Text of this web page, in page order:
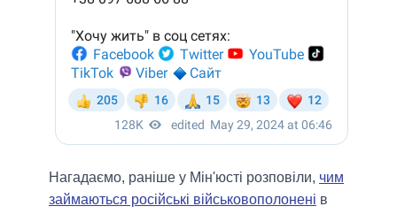
Нагадаємо, раніше у Мін'юсті розповіли, чим
займаються російські військовополонені в